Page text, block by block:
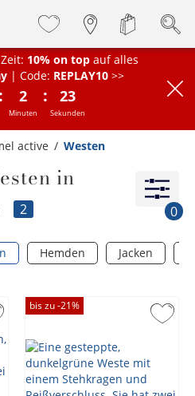
10% on topauf alles
| Code: REPLAY10>>
: 2
Minuten
: 23
Sekunden
active Westen
in
2 0
Hemden Jacken
bis zu -21%